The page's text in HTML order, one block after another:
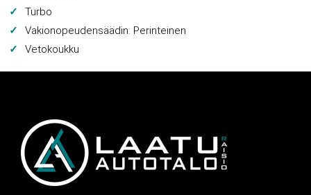
Turbo
Vakionopeudensäädin: Perinteinen
Vetokoukku